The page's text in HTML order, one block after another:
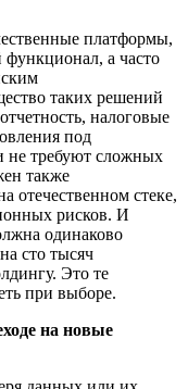
платформы,
а часто
таких решений
налоговые
под
не требуют сложных
также
отечественном стеке,
рисков. И
одинаково
сто тысяч
Это те
при выборе.
на новые